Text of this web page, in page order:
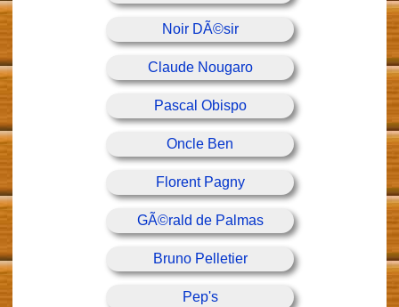
Noir DÃ©sir
Claude Nougaro
Pascal Obispo
Oncle Ben
Florent Pagny
GÃ©rald de Palmas
Bruno Pelletier
Pep's